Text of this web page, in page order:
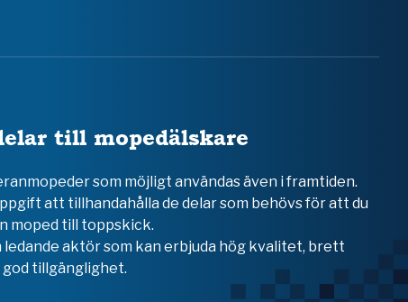
till mopedälskare
som möjligt användas även i framtiden.
att tillhandahålla de delar som behövs för att du
moped till toppskick.
ledande aktör som kan erbjuda hög kvalitet, brett
tillgänglighet.